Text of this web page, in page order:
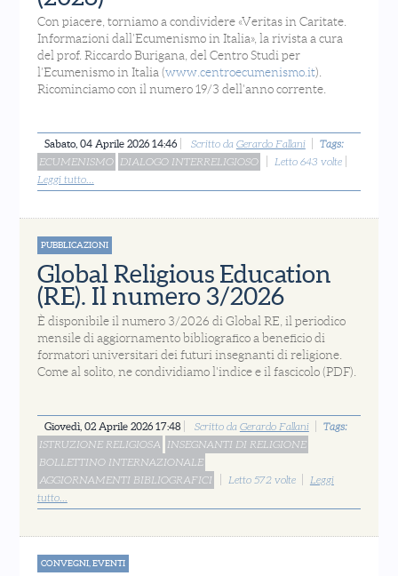
Con piacere, torniamo a condividere «Veritas in Caritate.
Informazioni dall’Ecumenismo in Italia», la rivista a cura
del prof. Riccardo Burigana, del Centro Studi per
l’Ecumenismo in Italia (www.centroecumenismo.it).
Ricominciamo con il numero 19/3 dell'anno corrente.
Sabato, 04 Aprile 2026 14:46 Scritto da Gerardo Fallani
Tags:
ECUMENISMO
DIALOGO INTERRELIGIOSO
Letto 643 volte
Leggi tutto...
PUBBLICAZIONI
Global Religious Education
(RE). Il numero 3/2026
È disponibile il numero 3/2026 di Global RE, il periodico
mensile di aggiornamento bibliografico a beneficio di
formatori universitari dei futuri insegnanti di religione.
Come al solito, ne condividiamo l'indice e il fascicolo (PDF).
Giovedì, 02 Aprile 2026 17:48 Scritto da Gerardo Fallani
Tags:
ISTRUZIONE RELIGIOSA
INSEGNANTI DI RELIGIONE
BOLLETTINO INTERNAZIONALE
AGGIORNAMENTI BIBLIOGRAFICI
Letto 572 volte
Leggi
tutto...
CONVEGNI, EVENTI